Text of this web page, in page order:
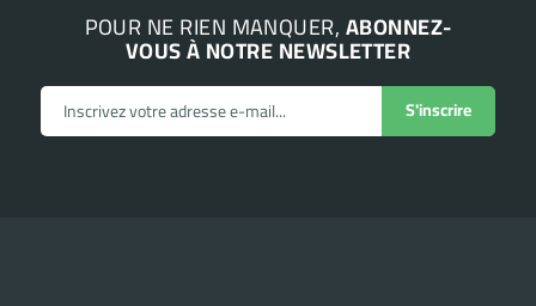
POUR NE RIEN MANQUER,ABONNEZ-
VOUS À NOTRE NEWSLETTER